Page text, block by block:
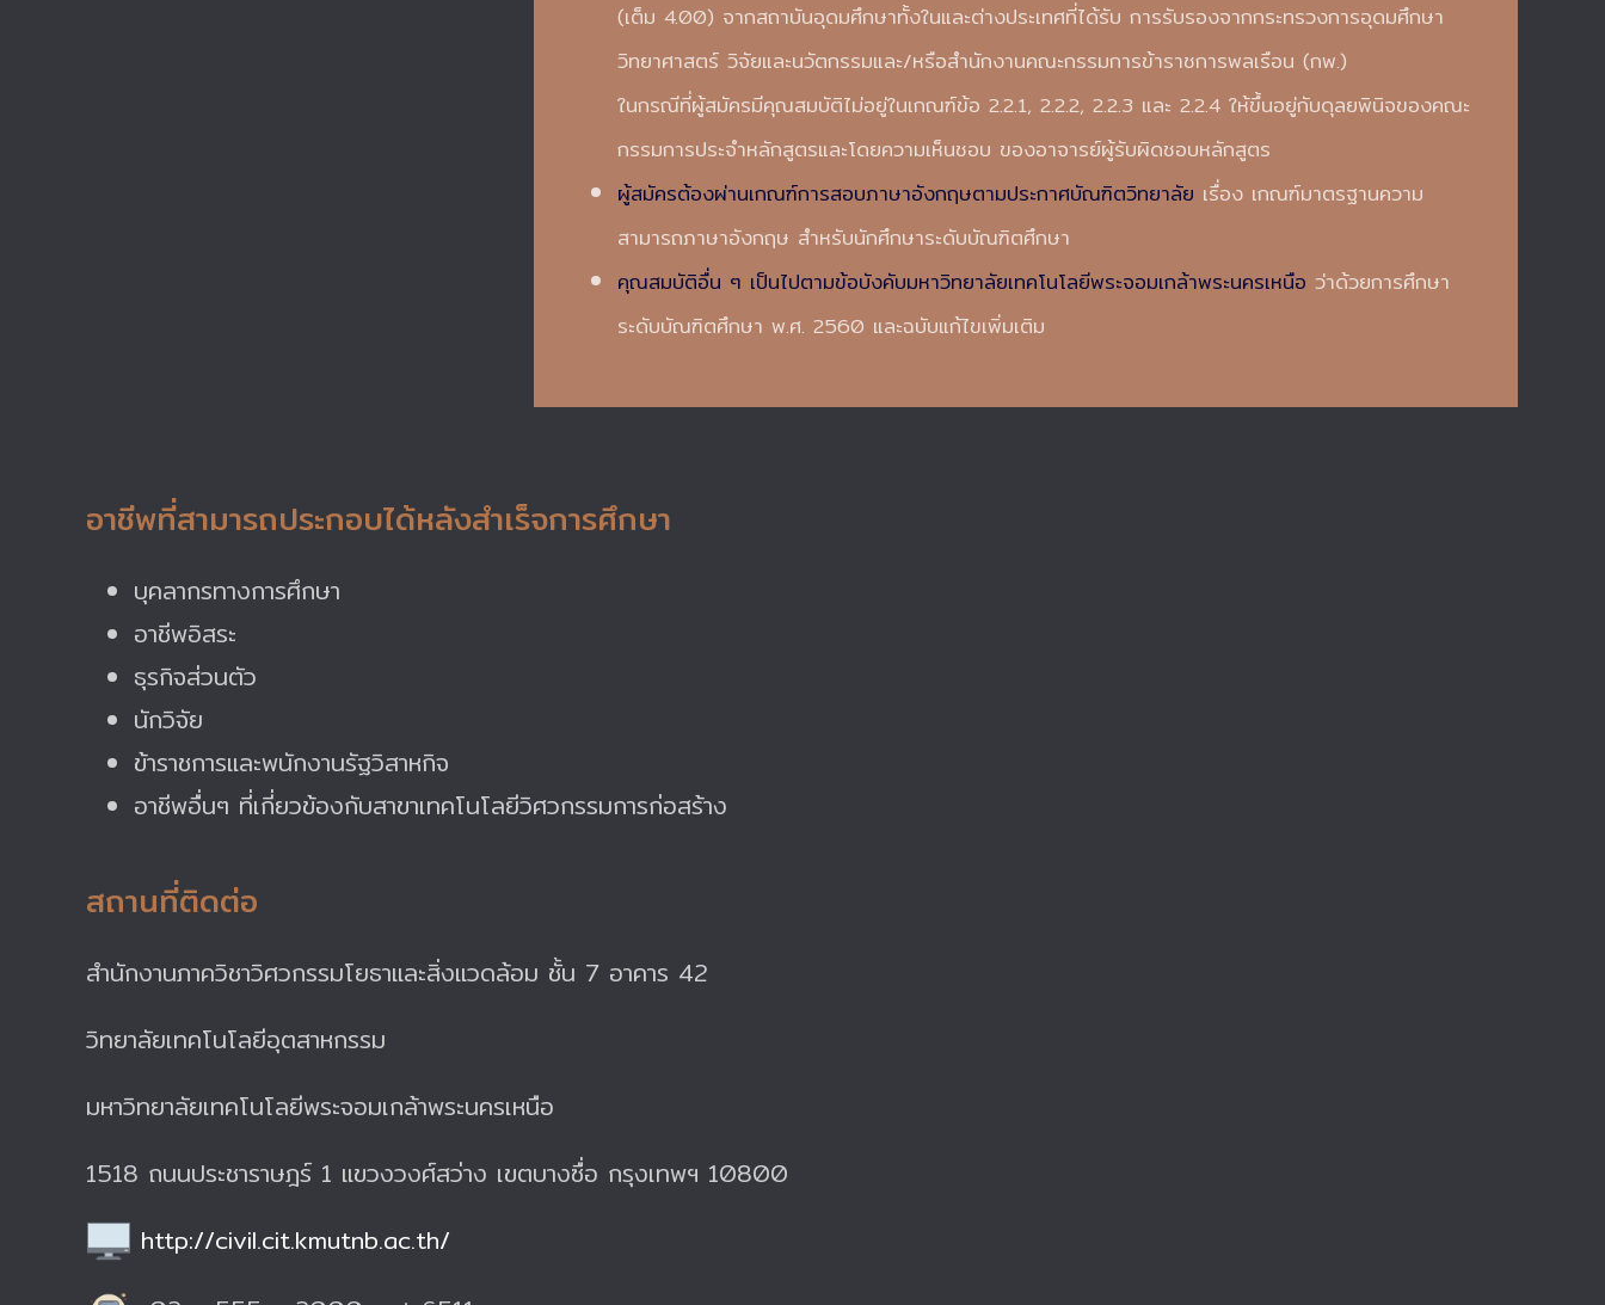
(เต็ม 4.00) จากสถาบันอุดมศึกษาทั้งในและต่างประเทศที่ได้รับ การรับรองจากกระทรวงการอุดมศึกษา
วิทยาศาสตร์ วิจัยและนวัตกรรมและ/หรือสำนักงานคณะกรรมการข้าราชการพลเรือน (กพ.)
ในกรณีที่ผู้สมัครมีคุณสมบัติไม่อยู่ในเกณฑ์ข้อ 2.2.1, 2.2.2, 2.2.3 และ 2.2.4 ให้ขึ้นอยู่กับดุลยพินิจของคณะ
กรรมการประจำหลักสูตรและโดยความเห็นชอบ ของอาจารย์ผู้รับผิดชอบหลักสูตร
ผู้สมัครต้องผ่านเกณฑ์การสอบภาษาอังกฤษตามประกาศบัณฑิตวิทยาลัย เรื่อง เกณฑ์มาตรฐานความ
สามารถภาษาอังกฤษ สำหรับนักศึกษาระดับบัณฑิตศึกษา
คุณสมบัติอื่น ๆ เป็นไปตามข้อบังคับมหาวิทยาลัยเทคโนโลยีพระจอมเกล้าพระนครเหนือ ว่าด้วยการศึกษา
ระดับบัณฑิตศึกษา พ.ศ. 2560 และฉบับแก้ไขเพิ่มเติม
อาชีพที่สามารถประกอบได้หลังสำเร็จการศึกษา
บุคลากรทางการศึกษา
อาชีพอิสระ
ธุรกิจส่วนตัว
นักวิจัย
ข้าราชการและพนักงานรัฐวิสาหกิจ
อาชีพอื่นๆ ที่เกี่ยวข้องกับสาขาเทคโนโลยีวิศวกรรมการก่อสร้าง
สถานที่ติดต่อ
สำนักงานภาควิชาวิศวกรรมโยธาและสิ่งแวดล้อม ชั้น 7 อาคาร 42
วิทยาลัยเทคโนโลยีอุตสาหกรรม
มหาวิทยาลัยเทคโนโลยีพระจอมเกล้าพระนครเหนือ
1518 ถนนประชาราษฎร์ 1 แขวงวงศ์สว่าง เขตบางซื่อ กรุงเทพฯ 10800
http://civil.cit.kmutnb.ac.th/